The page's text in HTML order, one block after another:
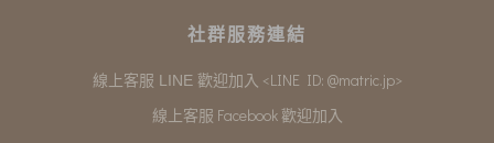
社群服務連結
線上客服 LINE 歡迎加入 <LINE ID: @matric.jp>
線上客服 Facebook 歡迎加入